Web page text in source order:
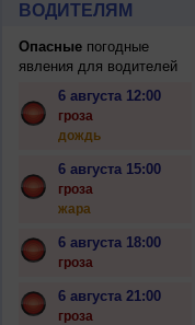
ВОДИТЕЛЯМ
Опасныепогодные
явления для водителей
6 августа 12:00
гроза
дождь
6 августа 15:00
гроза
жара
6 августа 18:00
гроза
6 августа 21:00
гроза